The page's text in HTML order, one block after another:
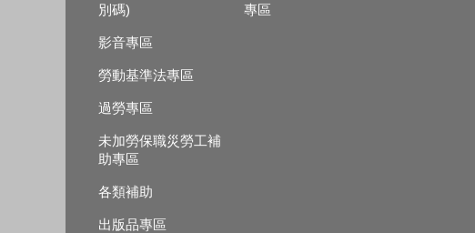
別碼)
影音專區
勞動基準法專區
過勞專區
未加勞保職災勞工補
助專區
各類補助
出版品專區
專區